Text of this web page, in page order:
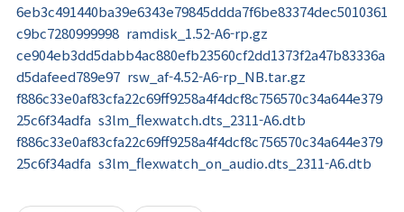
6eb3c491440ba39e6343e79845ddda7f6be83374dec5010361
c9bc7280999998 ramdisk_1.52-A6-rp.gz
ce904eb3dd5dabb4ac880efb23560cf2dd1373f2a47b83336a
d5dafeed789e97 rsw_af-4.52-A6-rp_NB.tar.gz
f886c33e0af83cfa22c69ff9258a4f4dcf8c756570c34a644e379
25c6f34adfa s3lm_flexwatch.dts_2311-A6.dtb
f886c33e0af83cfa22c69ff9258a4f4dcf8c756570c34a644e379
25c6f34adfa s3lm_flexwatch_on_audio.dts_2311-A6.dtb